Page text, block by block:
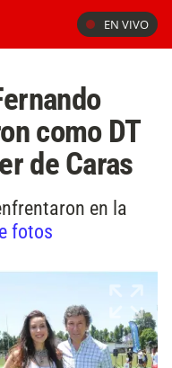
EN VIVO
como DT
de Caras
en la
fotos